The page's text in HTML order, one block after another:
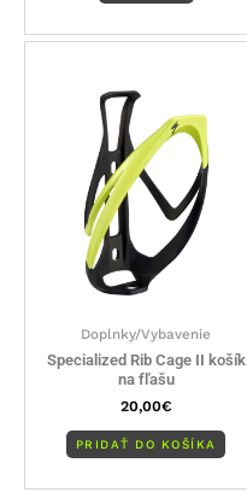
Doplnky/Vybavenie
Specialized Rib Cage II košík
na fľašu
20,00€
PRIDAŤ DO KOŠÍKA